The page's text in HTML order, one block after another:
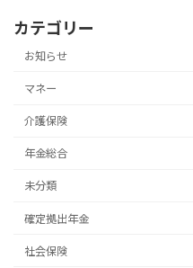
カテゴリー
お知らせ
マネー
介護保険
年金総合
未分類
確定拠出年金
社会保険